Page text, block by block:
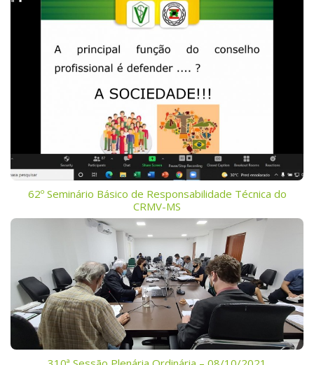
62º Seminário Básico de Responsabilidade Técnica do
CRMV-MS